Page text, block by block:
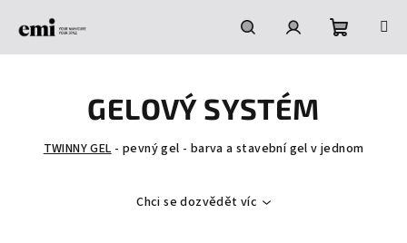
HledatPřihlášeníNákupní
GELOVÝ SYSTÉM
TWINNY GEL- pevný gel - barva a stavební gel v jednom
Chci se dozvědět víc